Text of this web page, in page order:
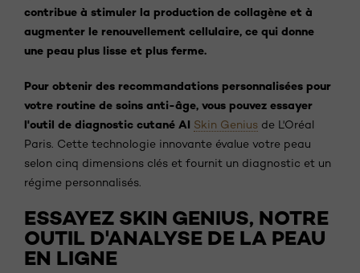
contribue à stimuler la production de collagène et à
augmenter le renouvellement cellulaire, ce qui donne
une peau plus lisse et plus ferme.
Pour obtenir des recommandations personnalisées pour
votre routine de soins anti-âge, vous pouvez essayer
l'outil de diagnostic cutané AI Skin Genius de L'Oréal
Paris. Cette technologie innovante évalue votre peau
selon cinq dimensions clés et fournit un diagnostic et un
régime personnalisés.
ESSAYEZ SKIN GENIUS, NOTRE
OUTIL D'ANALYSE DE LA PEAU
EN LIGNE